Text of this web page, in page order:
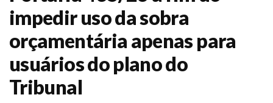
impedir uso da sobra
orçamentária apenas para
usuários do plano do
Tribunal
Gympass Wellhub
Seguro Auto
Plano de Saúde
Assistência Funeral
Pós-graduação